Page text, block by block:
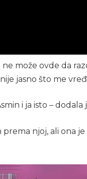
može ovde da
jasno što me
i ja isto – dodala
prema njoj, ali ona